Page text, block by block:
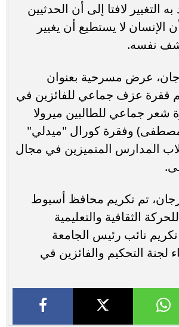
التغيير لافتا إلى أن الحدثيين
لا يستطيع أن يغيير
نفسه.
عرض مسرحية بعنوان
فقرة عزف جماعي للفائزين في
شعر جماعي للطالبين ميرولا
وفقرة كورال "ميدلي"
المدارس المتميزين في مجال
تم تكريم محافظ أسيوط
الثقافية والتعليمية
نائب رئيس الجامعة
لجنة التحكيم والفائزين في